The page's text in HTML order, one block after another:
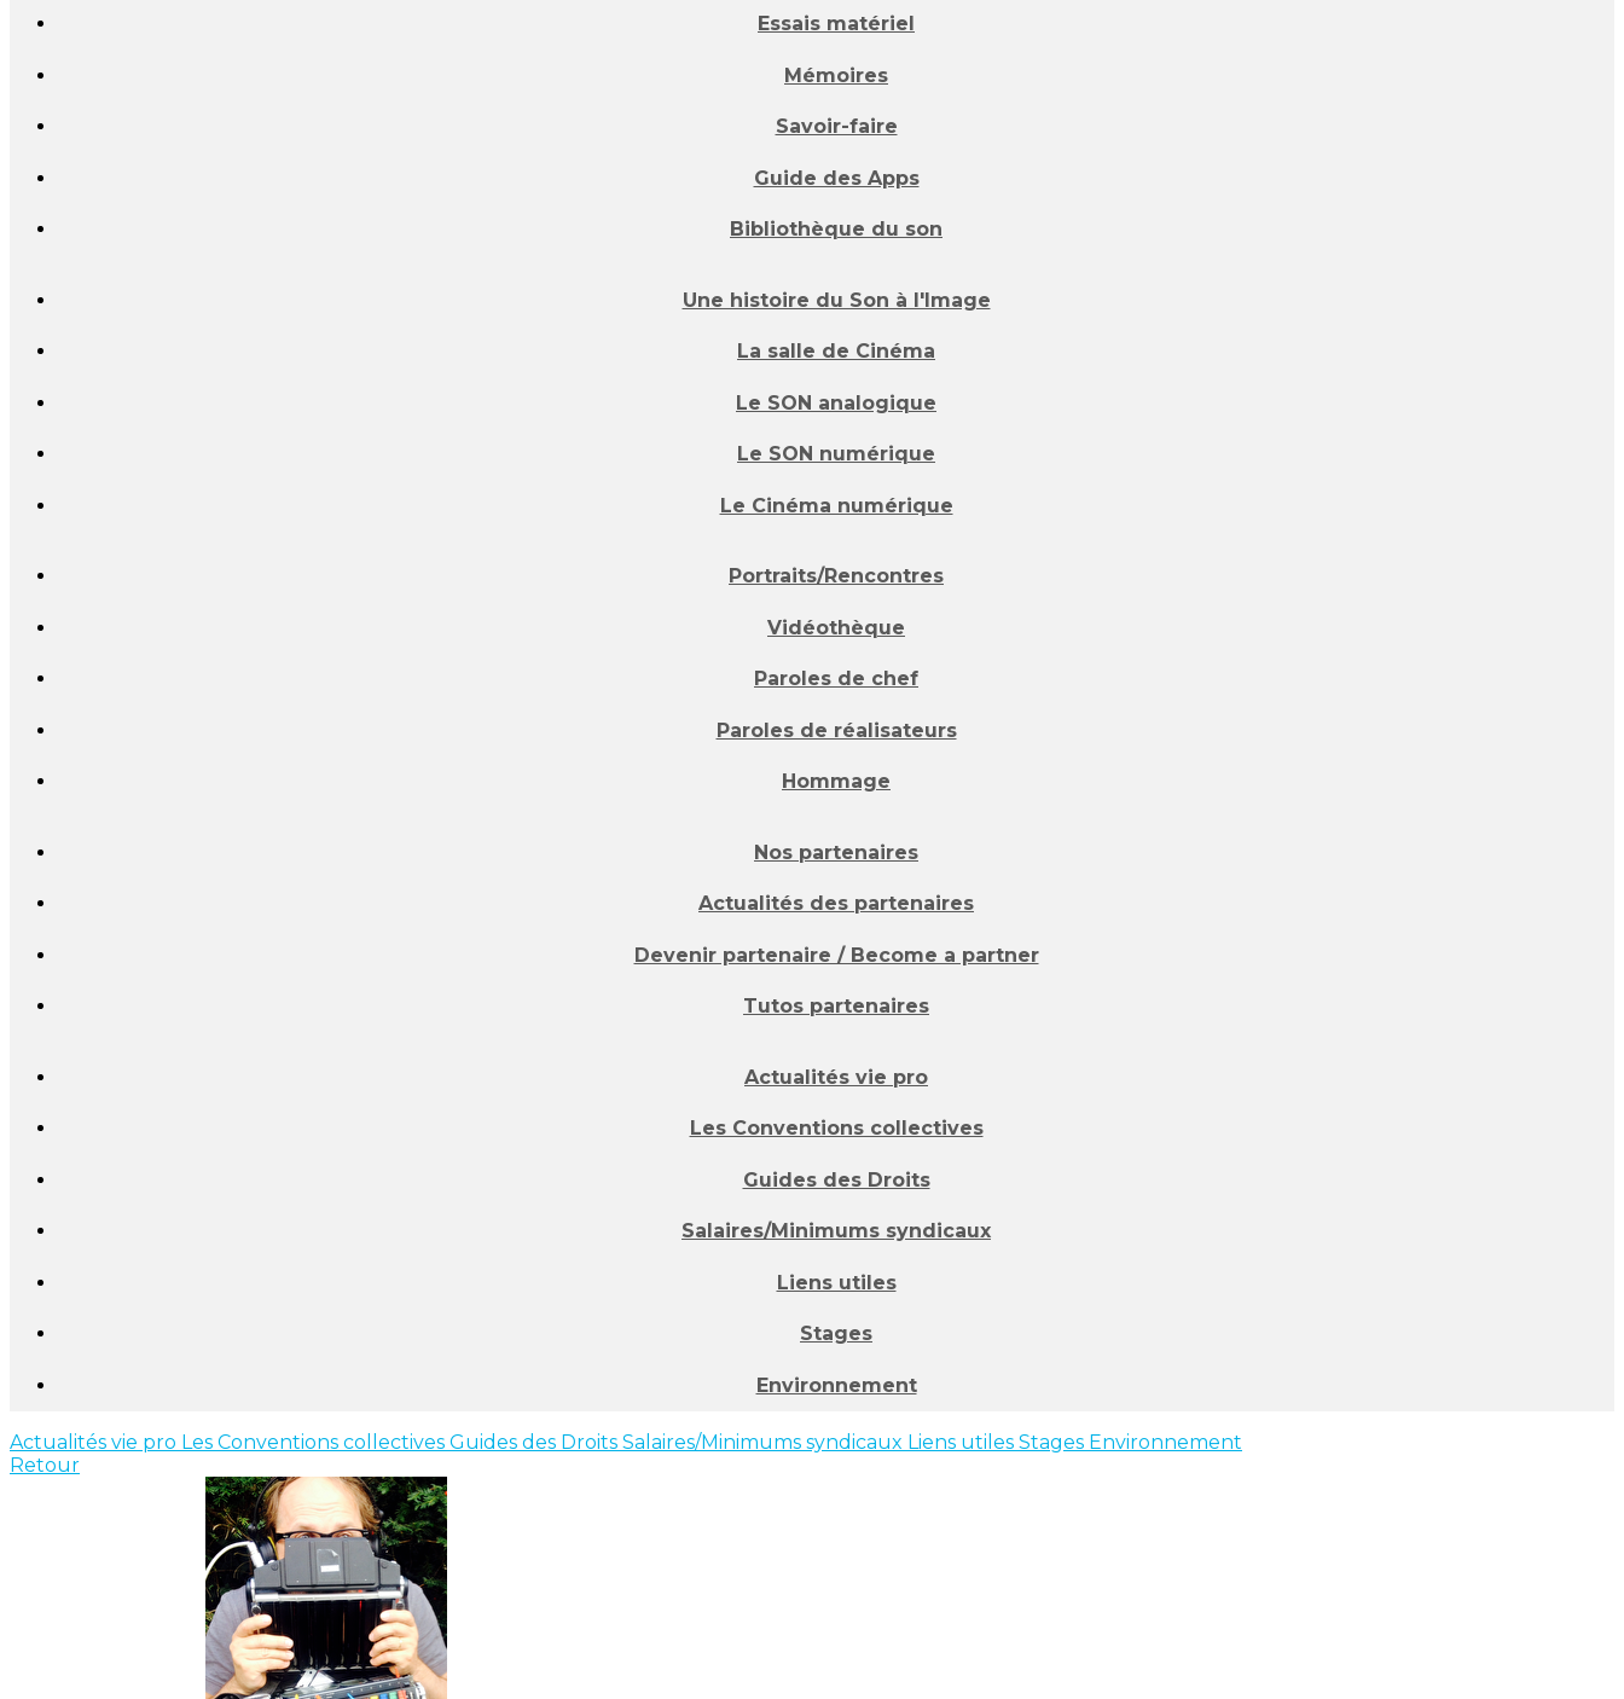
Essais matériel
Mémoires
Savoir-faire
Guide des Apps
Bibliothèque du son
Une histoire du Son à l'Image
La salle de Cinéma
Le SON analogique
Le SON numérique
Le Cinéma numérique
Portraits/Rencontres
Vidéothèque
Paroles de chef
Paroles de réalisateurs
Hommage
Nos partenaires
Actualités des partenaires
Devenir partenaire / Become a partner
Tutos partenaires
Actualités vie pro
Les Conventions collectives
Guides des Droits
Salaires/Minimums syndicaux
Liens utiles
Stages
Environnement
Actualités vie pro Les Conventions collectives Guides des Droits Salaires/Minimums syndicaux Liens utiles Stages Environnement
Retour